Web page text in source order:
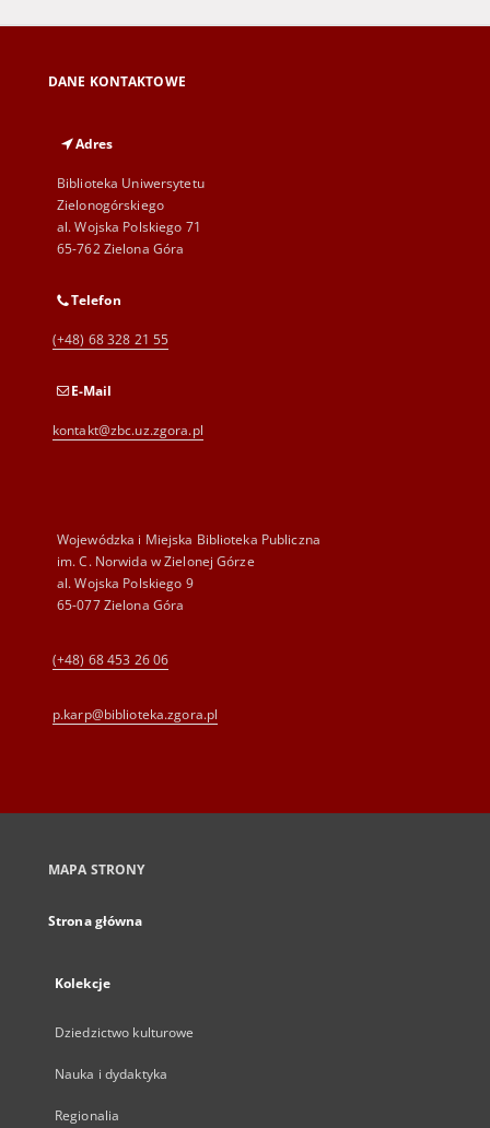
DANE KONTAKTOWE
Adres
Biblioteka Uniwersytetu
Zielonogórskiego
al. Wojska Polskiego 71
65-762 Zielona Góra
Telefon
(+48) 68 328 21 55
E-Mail
kontakt@zbc.uz.zgora.pl
Wojewódzka i Miejska Biblioteka Publiczna
im. C. Norwida w Zielonej Górze
al. Wojska Polskiego 9
65-077 Zielona Góra
(+48) 68 453 26 06
p.karp@biblioteka.zgora.pl
MAPA STRONY
Strona główna
Kolekcje
Dziedzictwo kulturowe
Nauka i dydaktyka
Regionalia